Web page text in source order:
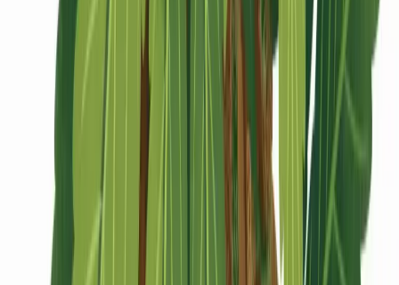
Cannabis Karte